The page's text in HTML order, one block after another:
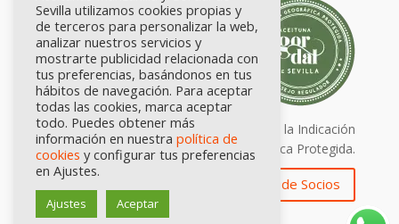
Calidad certificada por Origen. Sellos de la Indicación
Geográfica Protegida.
Zona de Socios
Sevilla utilizamos cookies propias y
de terceros para personalizar la web,
analizar nuestros servicios y
mostrarte publicidad relacionada con
tus preferencias, basándonos en tus
hábitos de navegación. Para aceptar
todas las cookies, marca aceptar
todo. Puedes obtener más
información en nuestra política de
cookies y configurar tus preferencias
en Ajustes.
Ajustes Aceptar